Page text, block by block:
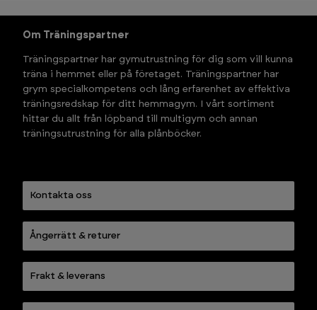
Om Träningspartner
Träningspartner har gymutrustning för dig som vill kunna
träna i hemmet eller på företaget. Träningspartner har
grym specialkompetens och lång erfarenhet av effektiva
träningsredskap för ditt hemmagym. I vårt sortiment
hittar du allt från löpband till multigym och annan
träningsutrustning för alla plånböcker.
Kontakta oss
Ångerrätt & returer
Frakt & leverans